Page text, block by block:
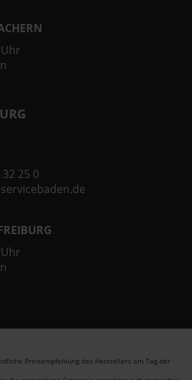
25 0
Preisempfehlung des Herstellers am Tag der